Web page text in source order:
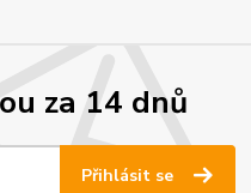
za 14 dnů
Přihlásit se